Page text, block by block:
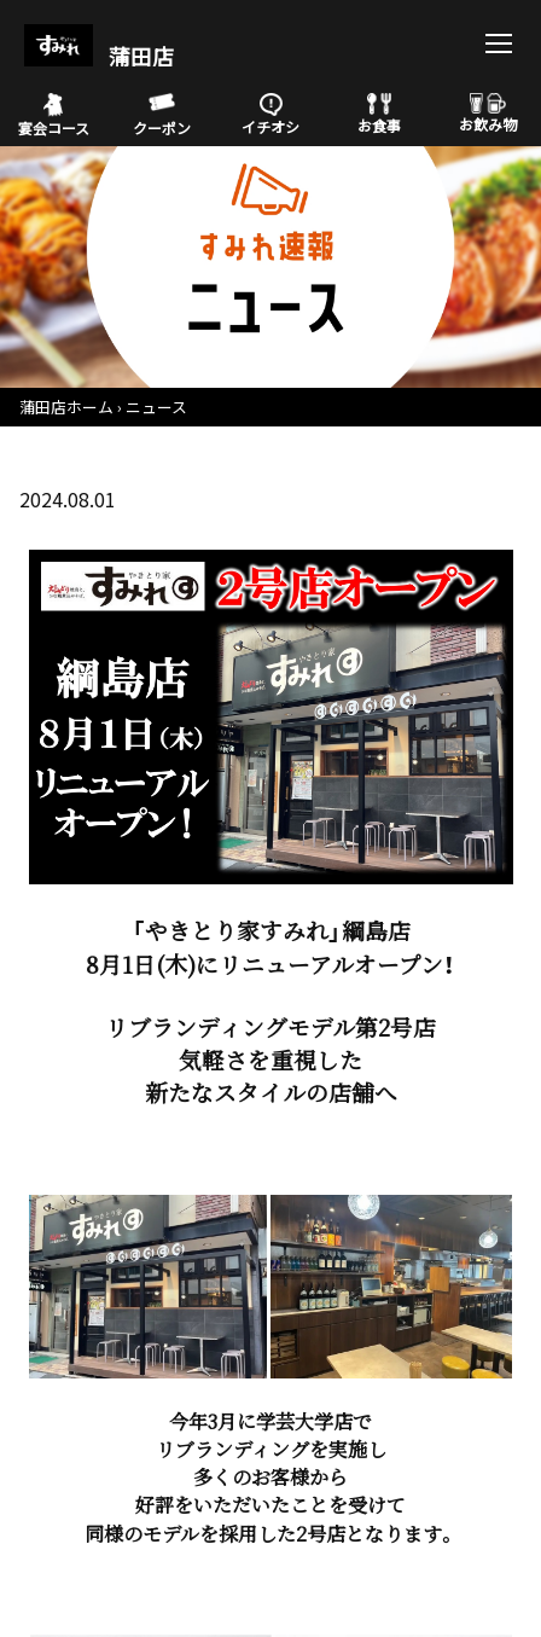
蒲田店
宴会コース クーポン イチオシ お食事 お飲み物
蒲田店ホーム ニュース
2024.08.01
「やきとり家すみれ」綱島店
8月1日(木)にリニューアルオープン！
リブランディングモデル第2号店
気軽さを重視した
新たなスタイルの店舗へ
今年3月に学芸大学店で
リブランディングを実施し
多くのお客様から
好評をいただいたことを受けて
同様のモデルを採用した2号店となります。